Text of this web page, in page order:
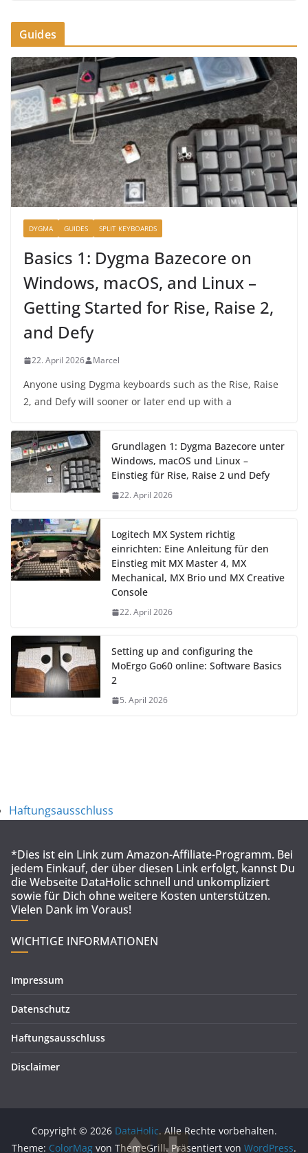
Guides
DYGMA GUIDES SPLIT KEYBOARDS
Basics 1: Dygma Bazecore on
Windows, macOS, and Linux –
Getting Started for Rise, Raise 2,
and Defy
22. April 2026 Marcel
Anyone using Dygma keyboards such as the Rise, Raise
2, and Defy will sooner or later end up with a
Grundlagen 1: Dygma Bazecore unter
Windows, macOS und Linux –
Einstieg für Rise, Raise 2 und Defy
22. April 2026
Logitech MX System richtig
einrichten: Eine Anleitung für den
Einstieg mit MX Master 4, MX
Mechanical, MX Brio und MX Creative
Console
22. April 2026
Setting up and configuring the
MoErgo Go60 online: Software Basics
2
5. April 2026
Haftungsausschluss
*Dies ist ein Link zum Amazon-Affiliate-Programm. Bei
jedem Einkauf, der über diesen Link erfolgt, kannst Du
die Webseite DataHolic schnell und unkompliziert
sowie für Dich ohne weitere Kosten unterstützen.
Vielen Dank im Voraus!
WICHTIGE INFORMATIONEN
Impressum
Datenschutz
Haftungsausschluss
Disclaimer
Copyright © 2026 DataHolic. Alle Rechte vorbehalten.
Theme: ColorMag von ThemeGrill. Präsentiert von WordPress.